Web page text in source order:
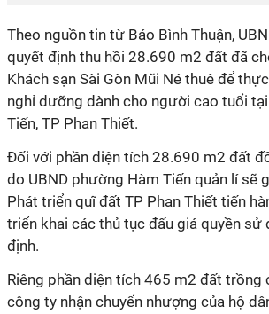
Theo nguồn tin từ Báo Bình Thuận,
quyết định thu hồi 28.690 m2 đất đã
Khách sạn Sài Gòn Mũi Né thuê để
nghỉ dưỡng dành cho người cao tuổi
Tiến, TP Phan Thiết.
Đối với phần diện tích 28.690 m2 đất
do UBND phường Hàm Tiến quản lí sẽ
Phát triển quĩ đất TP Phan Thiết tiến
triển khai các thủ tục đấu giá quyền sử
định.
Riêng phần diện tích 465 m2 đất trồng
công ty nhận chuyển nhượng của hộ